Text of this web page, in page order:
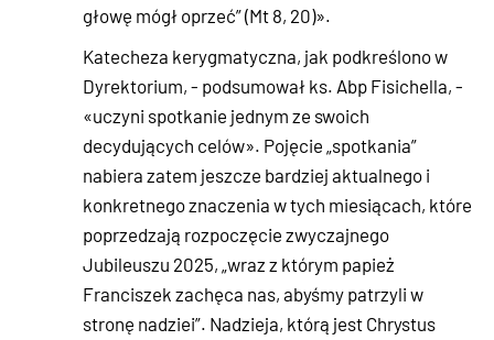
głowę mógł oprzeć” (Mt 8, 20)».
Katecheza kerygmatyczna, jak podkreślono w
Dyrektorium, - podsumował ks. Abp Fisichella, -
«uczyni spotkanie jednym ze swoich
decydujących celów». Pojęcie „spotkania”
nabiera zatem jeszcze bardziej aktualnego i
konkretnego znaczenia w tych miesiącach, które
poprzedzają rozpoczęcie zwyczajnego
Jubileuszu 2025, „wraz z którym papież
Franciszek zachęca nas, abyśmy patrzyli w
stronę nadziei”. Nadzieja, którą jest Chrystus